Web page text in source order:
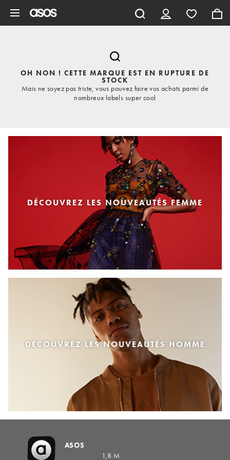
OH NON ! CETTE MARQUE EST EN RUPTURE DE
STOCK
Mais ne soyez pas triste, vous pouvez faire vos achats parmi de
nombreux labels super cool
DÉCOUVREZ LES NOUVEAUTÉS FEMME
DÉCOUVREZ LES NOUVEAUTÉS HOMME
ASOS
1,8 M